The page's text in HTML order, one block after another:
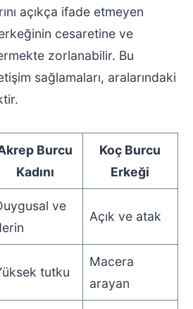
açıkça ifade etmeyen
cesaretine ve
zorlanabilir. Bu
sağlamaları, aralarındaki
Burcu
Kadını
Koç Burcu
Erkeği
ve
Açık ve atak
tutku
Macera
arayan